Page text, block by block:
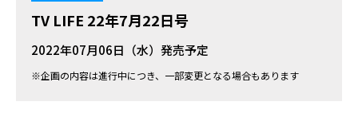
TV LIFE 22年7月22日号
2022年07月06日（水）発売予定
※企画の内容は進行中につき、一部変更となる場合もあります